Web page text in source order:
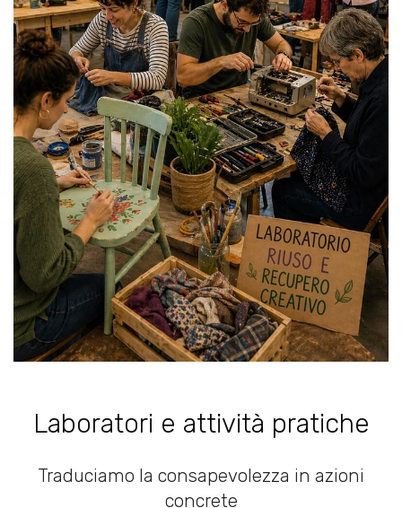
Laboratori e attività pratiche
Traduciamo la consapevolezza in azioni
concrete